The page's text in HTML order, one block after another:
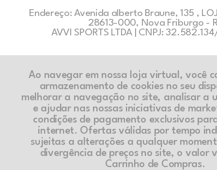
Endereço: Avenida alberto Braune, 135 ,
28613-000, Nova Friburgo -
AVVI SPORTS LTDA | CNPJ:
Ao navegar em nossa loja virtual, você
armazenamento de cookies no seu
melhorar a navegação no site, analisar a
e ajudar nas nossas iniciativas de
condições de pagamento exclusivos
internet. Ofertas válidas por tempo
sujeitas a alterações a qualquer
divergência de preços no site, o valor
Carrinho de Compras.